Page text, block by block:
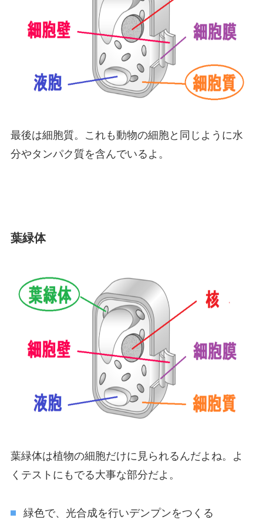
最後は細胞質。これも動物の細胞と同じように水
分やタンパク質を含んでいるよ。
葉緑体
葉緑体は植物の細胞だけに見られるんだよね。よ
くテストにもでる大事な部分だよ。
緑色で、光合成を行いデンプンをつくる